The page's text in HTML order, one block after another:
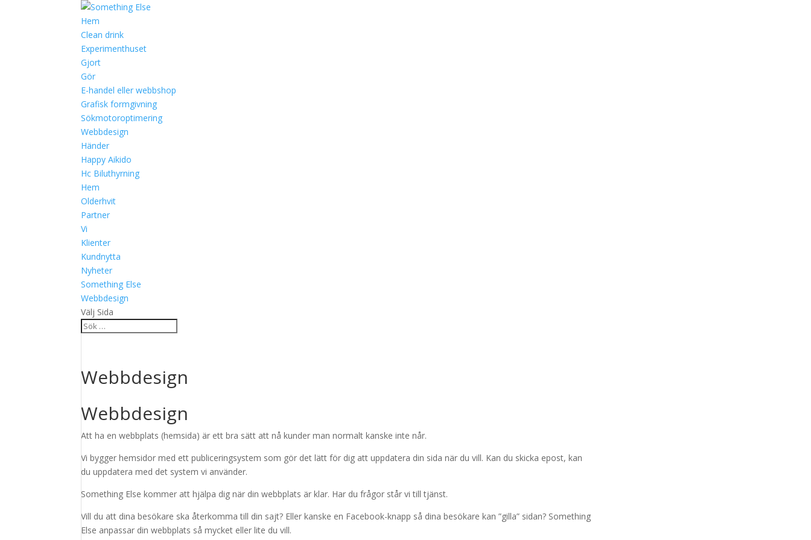
Hem
Clean drink
Experimenthuset
Gjort
Gör
E-handel eller webbshop
Grafisk formgivning
Sökmotoroptimering
Webbdesign
Händer
Happy Aikido
Hc Biluthyrning
Hem
Olderhvit
Partner
Vi
Klienter
Kundnytta
Nyheter
Something Else
Webbdesign
Välj Sida
Webbdesign
Webbdesign
Att ha en webbplats (hemsida) är ett bra sätt att nå kunder man normalt kanske inte når.
Vi bygger hemsidor med ett publiceringsystem som gör det lätt för dig att uppdatera din sida när du vill. Kan du skicka epost, kan
du uppdatera med det system vi använder.
Something Else kommer att hjälpa dig när din webbplats är klar. Har du frågor står vi till tjänst.
Vill du att dina besökare ska återkomma till din sajt? Eller kanske en Facebook-knapp så dina besökare kan ”gilla” sidan? Something
Else anpassar din webbplats så mycket eller lite du vill.